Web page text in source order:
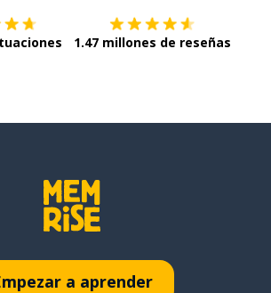
1.47 millones de reseñas
a aprender